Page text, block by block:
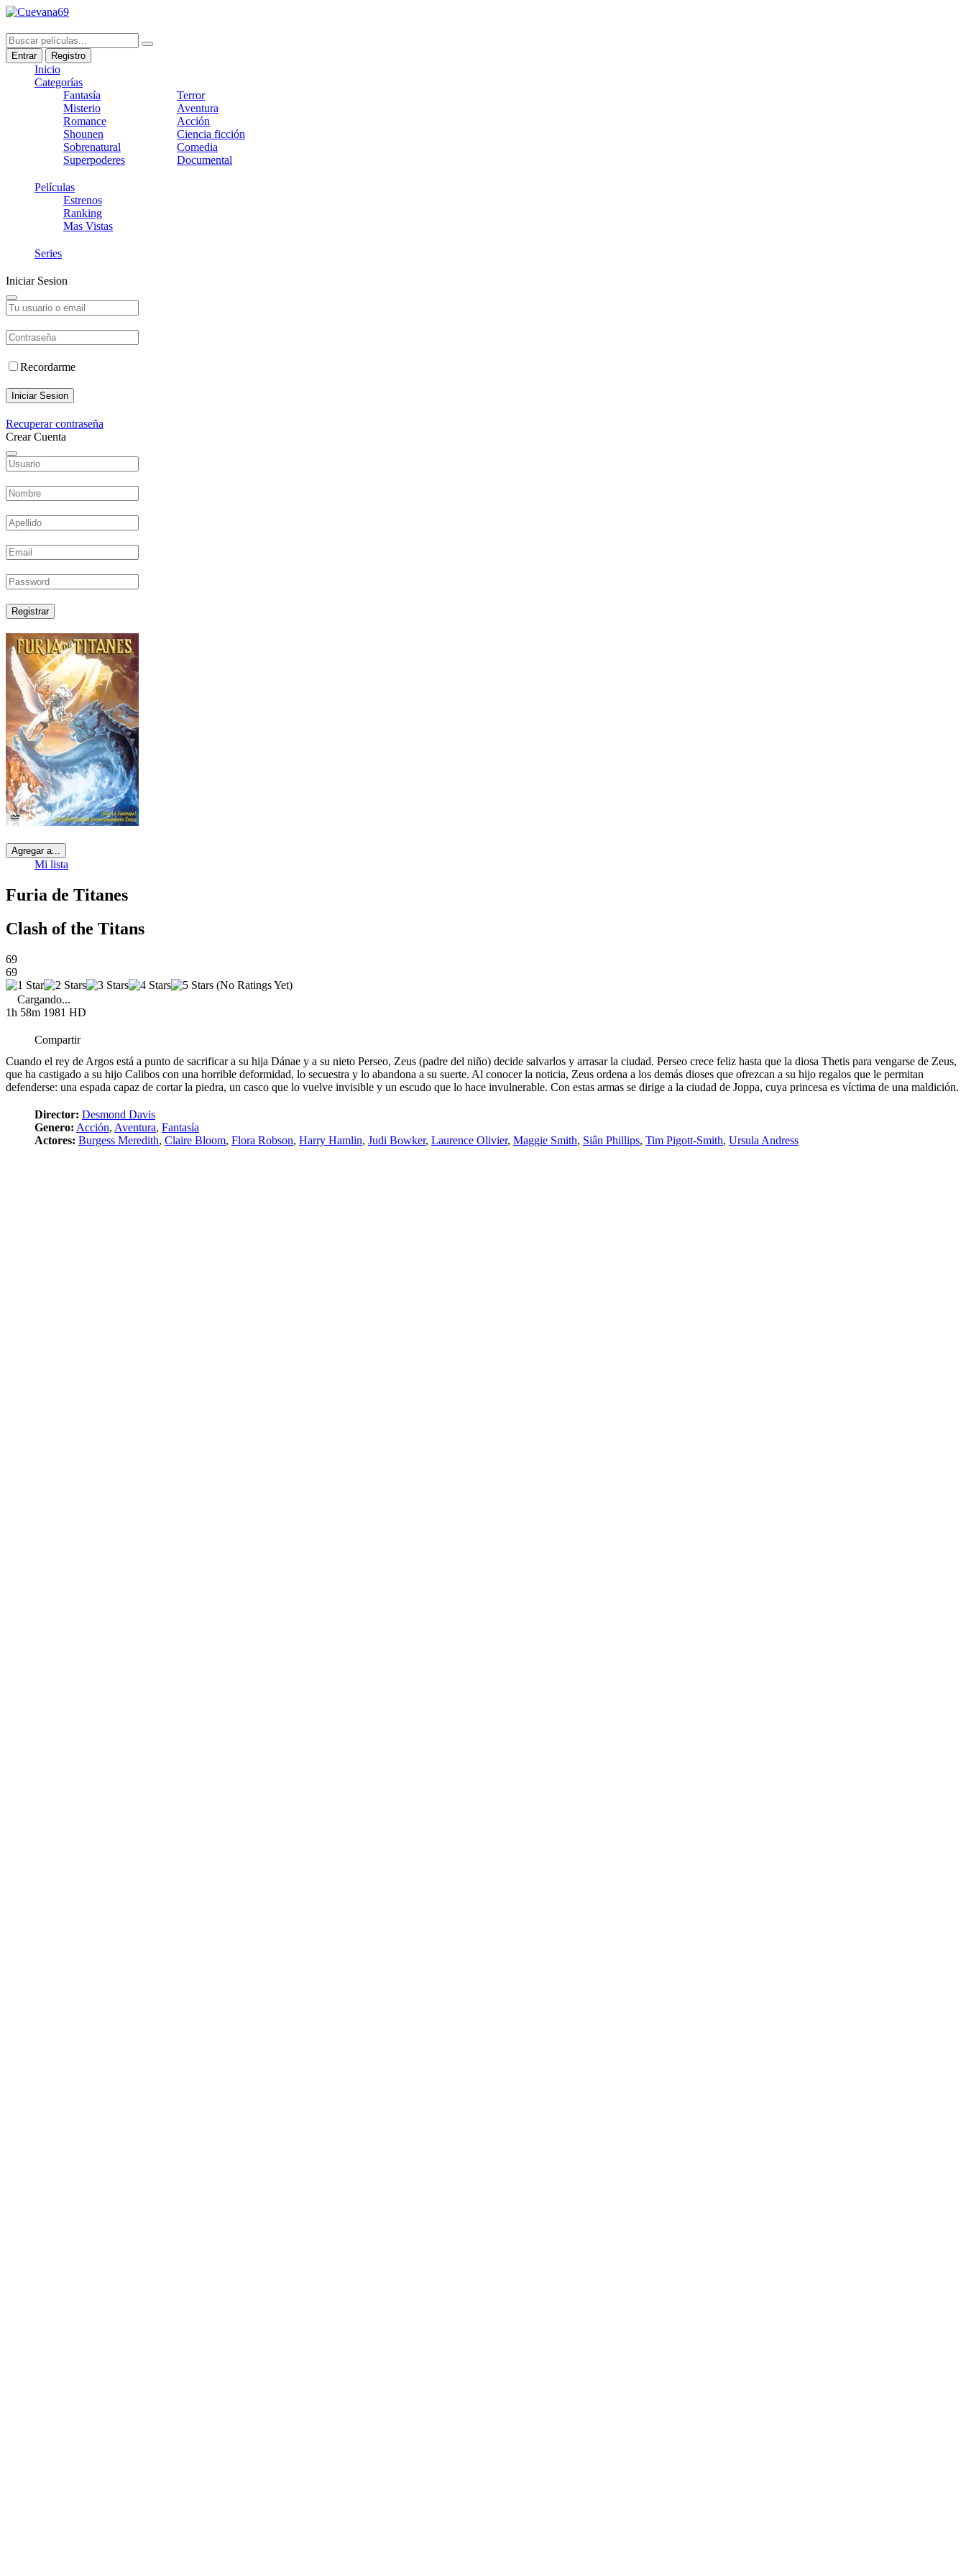
Entrar Registro
Inicio
Categorías
Fantasía
Misterio
Romance
Shounen
Sobrenatural
Superpoderes
Terror
Aventura
Acción
Ciencia ficción
Comedia
Documental
Películas
Estrenos
Ranking
Mas Vistas
Series
Iniciar Sesion
Recordarme
Iniciar Sesion
Recuperar contraseña
Crear Cuenta
Registrar
Agregar a...
Mi lista
Furia de Titanes
Clash of the Titans
69
69
(No Ratings Yet)
Cargando...
1h 58m 1981 HD
Compartir
Cuando el rey de Argos está a punto de sacrificar a su hija Dánae y a su nieto Perseo, Zeus (padre del niño) decide salvarlos y arrasar la ciudad. Perseo crece feliz hasta que la diosa Thetis para vengarse de Zeus,
que ha castigado a su hijo Calibos con una horrible deformidad, lo secuestra y lo abandona a su suerte. Al conocer la noticia, Zeus ordena a los demás dioses que ofrezcan a su hijo regalos que le permitan
defenderse: una espada capaz de cortar la piedra, un casco que lo vuelve invisible y un escudo que lo hace invulnerable. Con estas armas se dirige a la ciudad de Joppa, cuya princesa es víctima de una maldición.
Director: Desmond Davis
Genero: Acción, Aventura, Fantasía
Actores: Burgess Meredith, Claire Bloom, Flora Robson, Harry Hamlin, Judi Bowker, Laurence Olivier, Maggie Smith, Siân Phillips, Tim Pigott-Smith, Ursula Andress